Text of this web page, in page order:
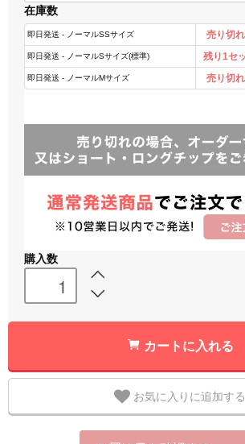
在庫数
購入数
カートに入れる
お気に入りに追加する